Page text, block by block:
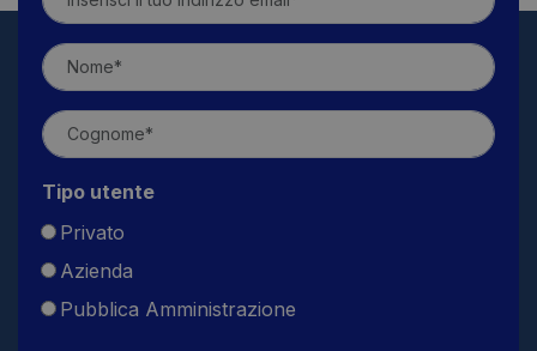
Tipo utente
Privato
Azienda
Pubblica Amministrazione